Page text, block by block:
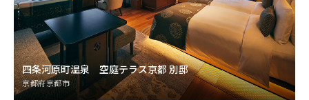
四条河原町温泉 空庭テラス京都 別邸
京都府京都市